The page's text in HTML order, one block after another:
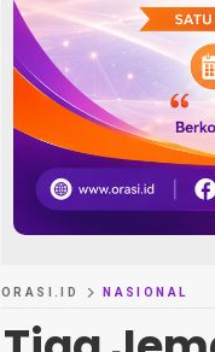
ORASI.ID NASIONAL